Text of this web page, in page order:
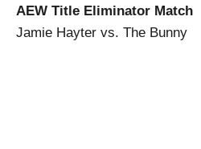
AEW Title Eliminator Match
Jamie Hayter vs. The Bunny